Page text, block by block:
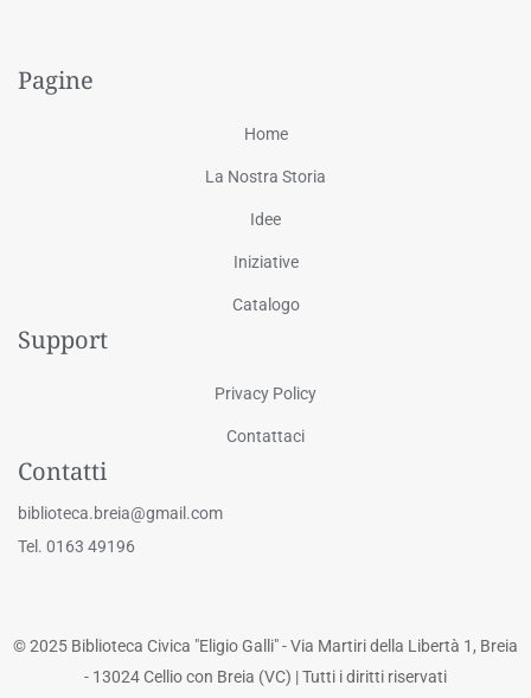
Pagine
Home
La Nostra Storia
Idee
Iniziative
Catalogo
Support
Privacy Policy
Contattaci
Contatti
biblioteca.breia@gmail.com
Tel. 0163 49196
© 2025 Biblioteca Civica "Eligio Galli" - Via Martiri della Libertà 1, Breia
- 13024 Cellio con Breia (VC) | Tutti i diritti riservati